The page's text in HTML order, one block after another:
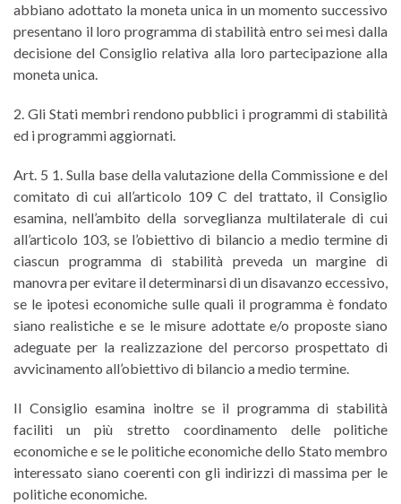
abbiano adottato la moneta unica in un momento successivo
presentano il loro programma di stabilità entro sei mesi dalla
decisione del Consiglio relativa alla loro partecipazione alla
moneta unica.
2. Gli Stati membri rendono pubblici i programmi di stabilità
ed i programmi aggiornati.
Art. 5 1. Sulla base della valutazione della Commissione e del
comitato di cui all’articolo 109 C del trattato, il Consiglio
esamina, nell’ambito della sorveglianza multilaterale di cui
all’articolo 103, se l’obiettivo di bilancio a medio termine di
ciascun programma di stabilità preveda un margine di
manovra per evitare il determinarsi di un disavanzo eccessivo,
se le ipotesi economiche sulle quali il programma è fondato
siano realistiche e se le misure adottate e/o proposte siano
adeguate per la realizzazione del percorso prospettato di
avvicinamento all’obiettivo di bilancio a medio termine.
Il Consiglio esamina inoltre se il programma di stabilità
faciliti un più stretto coordinamento delle politiche
economiche e se le politiche economiche dello Stato membro
interessato siano coerenti con gli indirizzi di massima per le
politiche economiche.